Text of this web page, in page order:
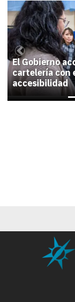
El Gobierno
cartelería con
accesibilidad
Previous